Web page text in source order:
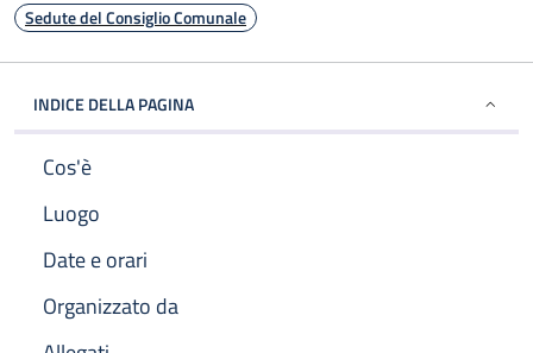
Sedute del Consiglio Comunale
INDICE DELLA PAGINA
Cos'è
Luogo
Date e orari
Organizzato da